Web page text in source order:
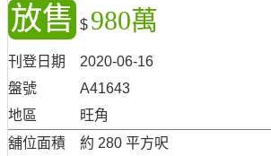
放售 $ 980萬
刊登日期
2020-06-16
盤號
A41643
地區
旺角
舖位面積
約 280 平方呎